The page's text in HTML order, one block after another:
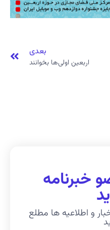
بعدی
اربعین اولی‌ها بخوانند
خبرنامه
و اطلاعیه ها مطلع